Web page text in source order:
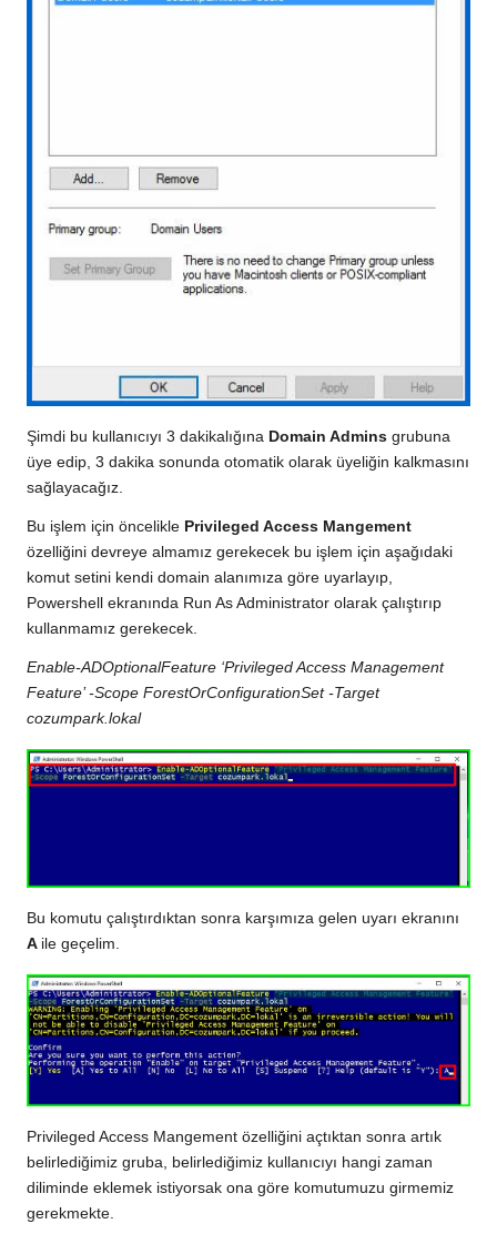
Şimdi bu kullanıcıyı 3 dakikalığına Domain Admins grubuna
üye edip, 3 dakika sonunda otomatik olarak üyeliğin kalkmasını
sağlayacağız.
Bu işlem için öncelikle Privileged Access Mangement
özelliğini devreye almamız gerekecek bu işlem için aşağıdaki
komut setini kendi domain alanımıza göre uyarlayıp,
Powershell ekranında Run As Administrator olarak çalıştırıp
kullanmamız gerekecek.
Enable-ADOptionalFeature ‘Privileged Access Management
Feature’ -Scope ForestOrConfigurationSet -Target
cozumpark.lokal
Bu komutu çalıştırdıktan sonra karşımıza gelen uyarı ekranını
A ile geçelim.
Privileged Access Mangement özelliğini açtıktan sonra artık
belirlediğimiz gruba, belirlediğimiz kullanıcıyı hangi zaman
diliminde eklemek istiyorsak ona göre komutumuzu girmemiz
gerekmekte.